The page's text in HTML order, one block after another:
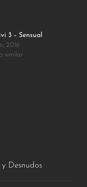
3 – Sensual
2016
similar
Desnudos